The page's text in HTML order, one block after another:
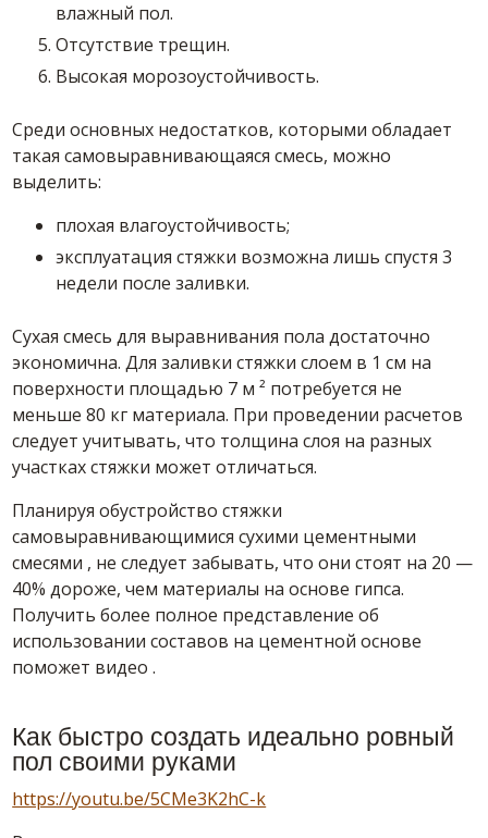
влажный пол.
Отсутствие трещин.
Высокая морозоустойчивость.
Среди основных недостатков, которыми обладает
такаясамовыравнивающаяся смесь, можно
выделить:
плохая влагоустойчивость;
эксплуатация стяжки возможна лишь спустя 3
недели после заливки.
Сухаясмесь для выравнивания пола достаточно
экономична. Для заливки стяжки слоем в 1 см на
поверхности площадью 7 м ² потребуется не
меньше 80 кг материала. При проведении расчетов
следует учитывать, что толщина слоя на разных
участках стяжки может отличаться.
Планируя обустройство стяжки
самовыравнивающимися сухими цементными
смесями , не следует забывать, что они стоят на 20 —
40% дороже, чем материалы на основе гипса.
Получить более полное представление об
использовании составов на цементной основе
поможет видео .
Как быстро создать идеально ровный
пол своими руками
https://youtu.be/5CMe3K2hC-k